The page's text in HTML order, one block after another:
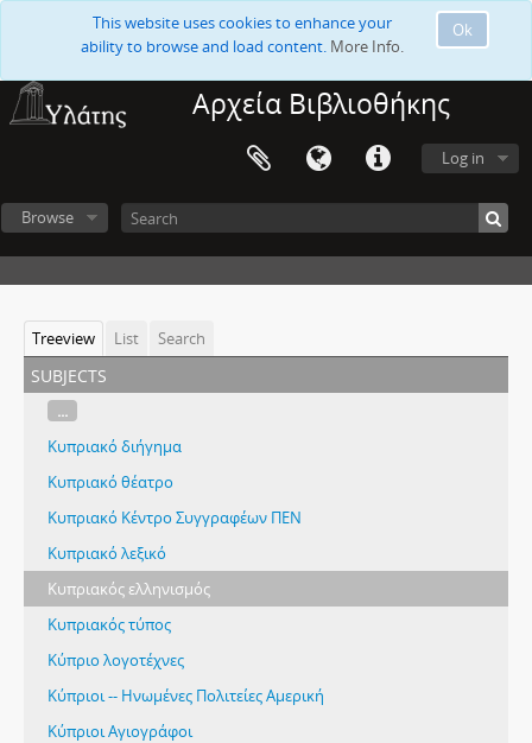
Ok
This website uses cookies to enhance your
ability to browse and load content. More Info.
Αρχεία Βιβλιοθήκης
Log in
Browse
Treeview List Search
subjects
...
Κυπριακό διήγημα
Κυπριακό θέατρο
Κυπριακό Κέντρο Συγγραφέων ΠΕΝ
Κυπριακό λεξικό
Κυπριακός ελληνισμός
Κυπριακός τύπος
Κύπριο λογοτέχνες
Κύπριοι -- Ηνωμένες Πολιτείες Αμερική
Κύπριοι Αγιογράφοι